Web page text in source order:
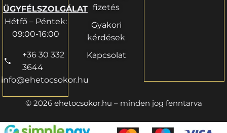
ÜGYFÉLSZOLGÁLAT
Hétfő – Péntek:
09:00-16:00
+36 30 332
3644
info@ehetocsokor.hu
fizetés
Gyakori
kérdések
Kapcsolat
© 2026 ehetocsokor.hu – minden jog fenntarva